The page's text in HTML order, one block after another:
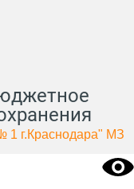
1 г.Краснодара" МЗ